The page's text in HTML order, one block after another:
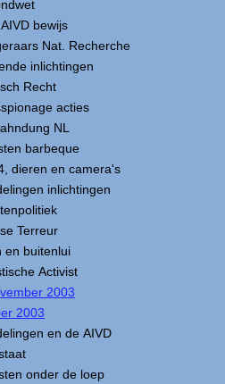
bewijs
Nat. Recherche
inlichtingen
Recht
acties
NL
barbeque
dieren en camera's
inlichtingen
Terreur
en buitenlui
Activist
2003
2003
en de AIVD
onder de loep